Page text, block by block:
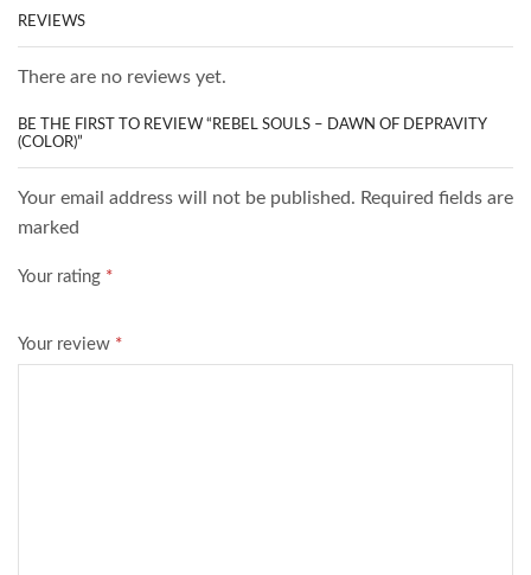
REVIEWS
There are no reviews yet.
BE THE FIRST TO REVIEW “REBEL SOULS – DAWN OF DEPRAVITY
(COLOR)”
Your email address will not be published. Required fields are
marked
Your rating *
Your review *